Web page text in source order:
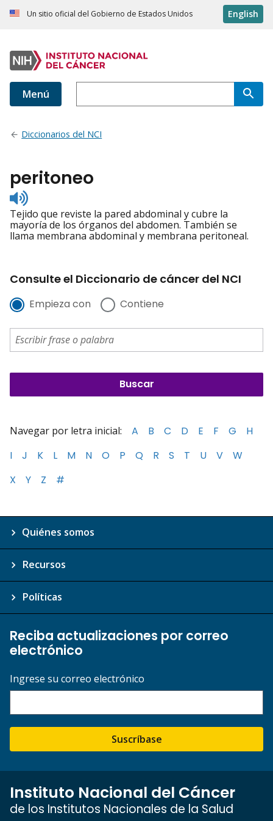
Un sitio oficial del Gobierno de Estados Unidos English
Menú
Diccionarios del NCI
peritoneo
Listen
to
pronunciation
Tejido que reviste la pared abdominal y cubre la
mayoría de los órganos del abdomen. También se
llama membrana abdominal y membrana peritoneal.
Consulte el Diccionario de cáncer del NCI
Empieza con Contiene
Navegar por letra inicial: A B C D E F G
H
I
J K L M N O P Q R S T U V
W
X
Y Z #
Quiénes somos
Recursos
Políticas
Reciba actualizaciones por correo
electrónico
Ingrese su correo electrónico
Suscríbase
Instituto Nacional del Cáncer
de los Institutos Nacionales de la Salud